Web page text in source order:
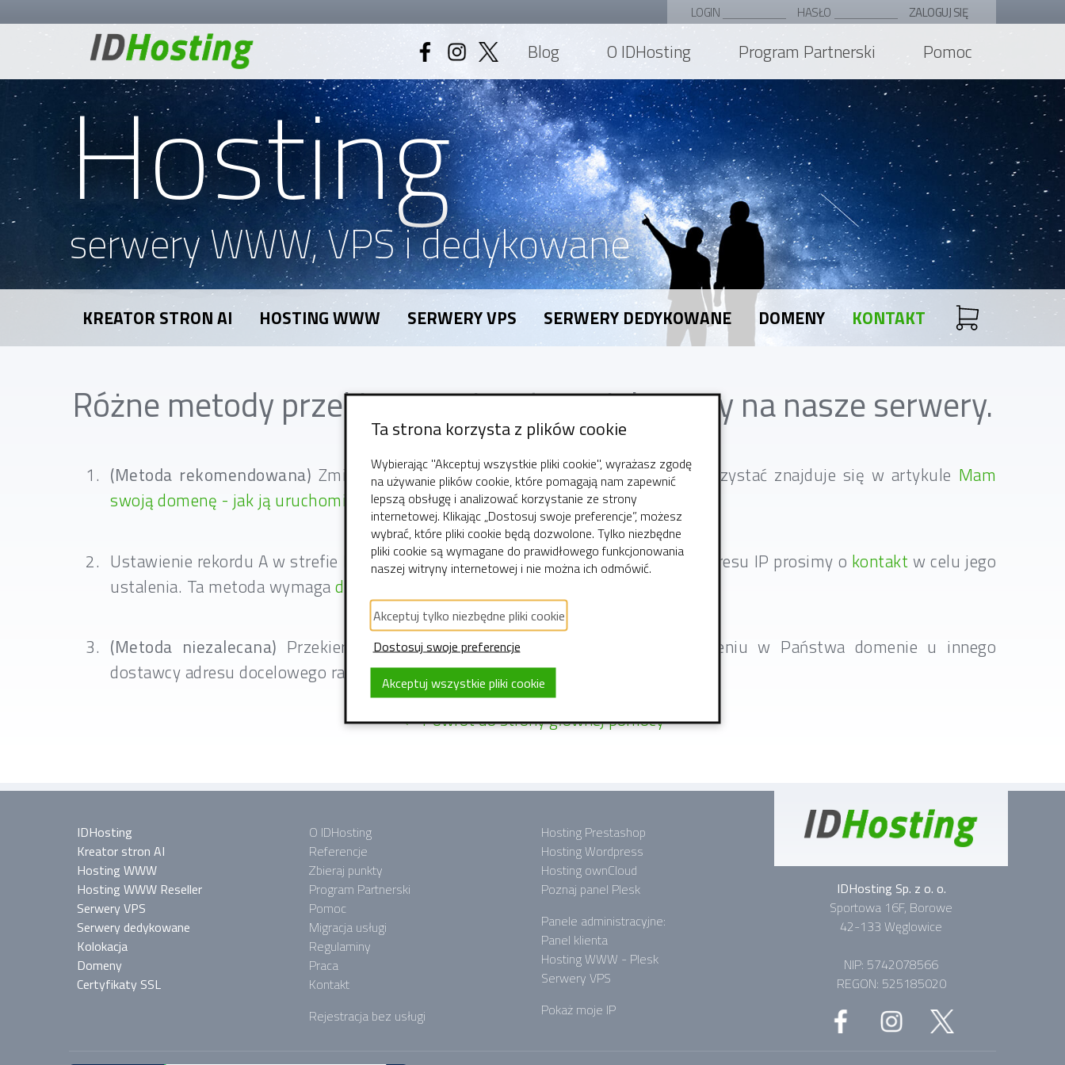
LOGIN HASŁO ZALOGUJ SIĘ
Blog O IDHosting Program Partnerski Pomoc
Hosting
serwery WWW, VPS i dedykowane
KREATOR STRON AI HOSTING WWW SERWERY VPS SERWERY DEDYKOWANE DOMENY KONTAKT
Różne metody przekierowania własnej domeny na nasze serwery.
(Metoda rekomendowana) Zmiana serwerów DNS. Dokładny opis jak z niej skorzystać znajduje się w artykule Mam
swoją domenę - jak ją uruchomić?
Ustawienie rekordu A w strefie DNS u innego dostawcy. Jeśli nie znają Państwo adresu IP prosimy o kontaktw celu jego
ustalenia. Ta metoda wymagadodania domeny do panelu Plesk
(Metoda niezalecana) Przekierowanie w ramce. Metoda ta polega na ustawieniu w Państwa domenie u innego
dostawcy adresu docelowego ramki na domenę hostowaną na naszym serwerze.
← Powrót do strony głównej pomocy
IDHosting Sp. z o. o.
Sportowa 16F, Borowe
42-133 Węglowice
NIP: 5742078566
REGON: 525185020
IDHosting
Kreator stron AI
Hosting WWW
Hosting WWW Reseller
Serwery VPS
Serwery dedykowane
Kolokacja
Domeny
Certyfikaty SSL
O IDHosting
Referencje
Zbieraj punkty
Program Partnerski
Pomoc
Migracja usługi
Regulaminy
Praca
Kontakt
Rejestracja bez usługi
Hosting Prestashop
Hosting Wordpress
Hosting ownCloud
Poznaj panel Plesk
Panele administracyjne:
Panel klienta
Hosting WWW - Plesk
Serwery VPS
Pokaż moje IP
Ta strona korzysta z plików cookie
Wybierając "Akceptuj wszystkie pliki cookie", wyrażasz zgodę
na używanie plików cookie, które pomagają nam zapewnić
lepszą obsługę i analizować korzystanie ze strony
internetowej. Klikając „Dostosuj swoje preferencje”, możesz
wybrać, które pliki cookie będą dozwolone. Tylko niezbędne
pliki cookie są wymagane do prawidłowego funkcjonowania
naszej witryny internetowej i nie można ich odmówić.
Akceptuj tylko niezbędne pliki cookie
Dostosuj swoje preferencje
Akceptuj wszystkie pliki cookie